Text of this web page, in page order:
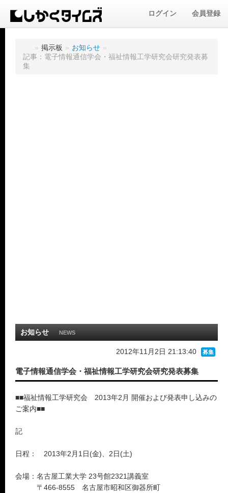
ログイン 会員登録
» 掲示板 » お知らせ »
記事：電子情報通信学会・福祉情報工学研究会研究発表募
集
お知らせ NEWS
2012年11月2日 21:13:40 募集
電子情報通信学会・福祉情報工学研究会研究発表募集
■■福祉情報工学研究会 2013年2月 開催および発表申し込みの
ご案内■■
記
日程： 2013年2月1日(金)、2日(土)
会場：名古屋工業大学 23号館2321講義室
〒466-8555 名古屋市昭和区御器所町